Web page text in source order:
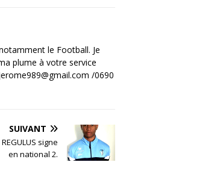
le Football. Je
plume à votre service
/0690
SUIVANT
signe
en national 2.